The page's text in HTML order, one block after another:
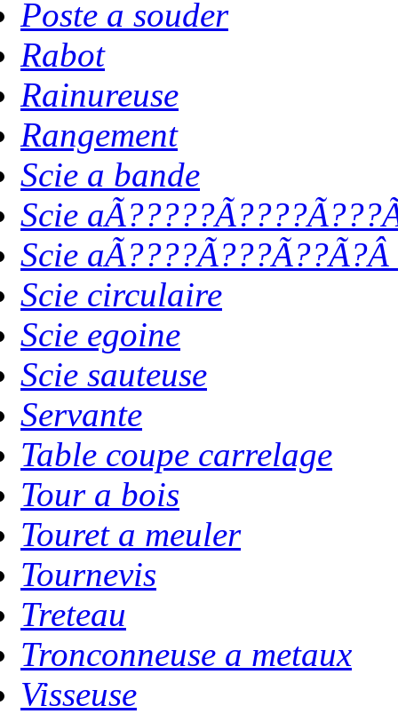
Poste a souder
Rabot
Rainureuse
Rangement
Scie a bande
Scie
Scie
Scie circulaire
Scie egoine
Scie sauteuse
Servante
Table coupe carrelage
Tour a bois
Touret a meuler
Tournevis
Treteau
Tronconneuse a metaux
Visseuse